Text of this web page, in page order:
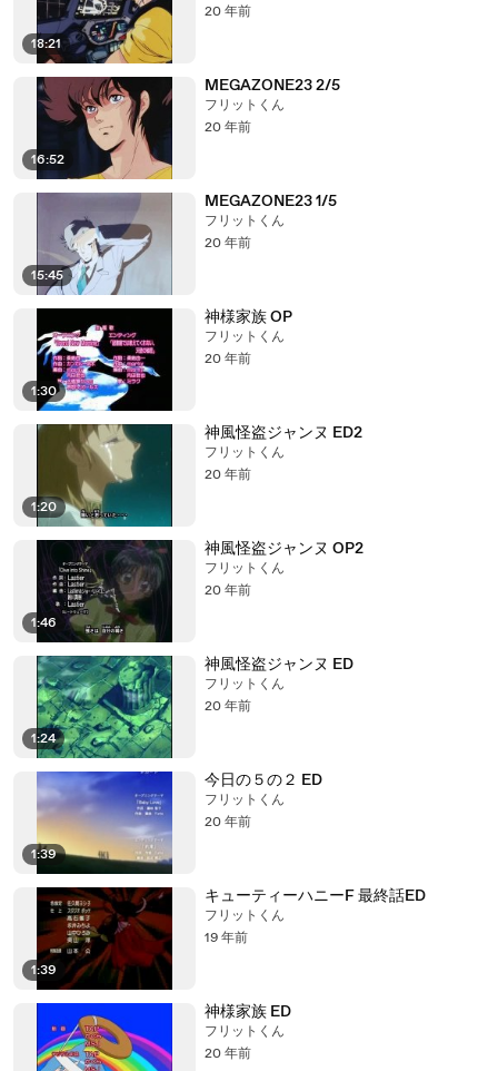
18:21
20 年前
16:52
MEGAZONE23 2/5
フリットくん
20 年前
15:45
MEGAZONE23 1/5
フリットくん
20 年前
1:30
神様家族 OP
フリットくん
20 年前
1:20
神風怪盗ジャンヌ ED2
フリットくん
20 年前
1:46
神風怪盗ジャンヌ OP2
フリットくん
20 年前
1:24
神風怪盗ジャンヌ ED
フリットくん
20 年前
1:39
今日の５の２ ED
フリットくん
20 年前
1:39
キューティーハニーF 最終話ED
フリットくん
19 年前
神様家族 ED
フリットくん
20 年前